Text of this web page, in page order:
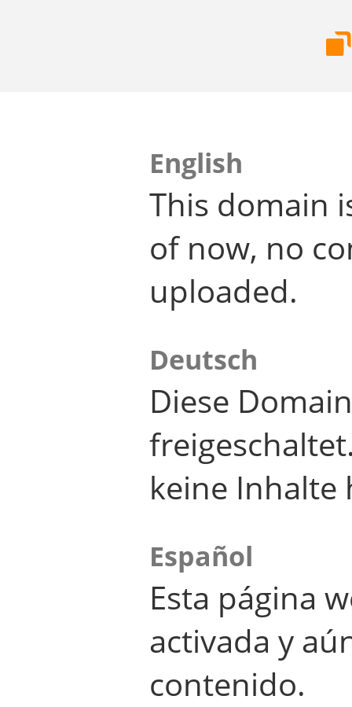
English
This domain
of now, no
uploaded.
Deutsch
Diese
keine Inhalte
Español
Esta página
activada y
contenido.